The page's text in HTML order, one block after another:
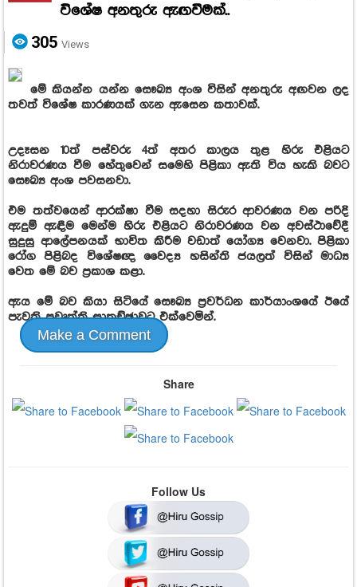
විශේෂ අනතුරු ඇඟවීමක්..
305 Views
මේ කියන්න යන්න සෞඛ්‍ය අංශ විසින් අනතුරු අඟවන ලද
තවත් විශේෂ කාරණයක් ගැන ඇසෙන කතාවක්.
උදෑසන 10ත් පස්වරු 4ත් අතර කාලය තුළ හිරු එළියට
නිරාවරණය වීම හේතුවෙන් සමෙහි පිළිකා ඇති විය හැකි බවට
සෞඛ්‍ය අංශ පවසනවා.
එම තත්වයෙන් ආරක්ෂා වීම සදහා සිරුර ආවරණය වන පරිදි
ඇදුම් ඇඳීම මෙන්ම හිරු එළියට නිරාවරණය වන අවස්ථාවේදී
සුදුසු ආලේපනයක් භාවිත කිරීම වඩාත් යෝග්‍ය වෙනවා. පිළිකා
රෝග පිළිබද විශේෂඥ වෛද්‍ය හසින්ති ජයලත් විසින් මාධ්‍ය
වෙත මේ බව ප්‍රකාශ කළා.
ඇය මේ බව කියා සිටියේ සෞඛ්‍ය ප්‍රවර්ධන කාර්යාංශයේ ඊයේ
පැවති ප්‍රවෘත්ති සාකච්ඡාවට එක්වෙමින්.
Make a Comment
Share
Follow Us